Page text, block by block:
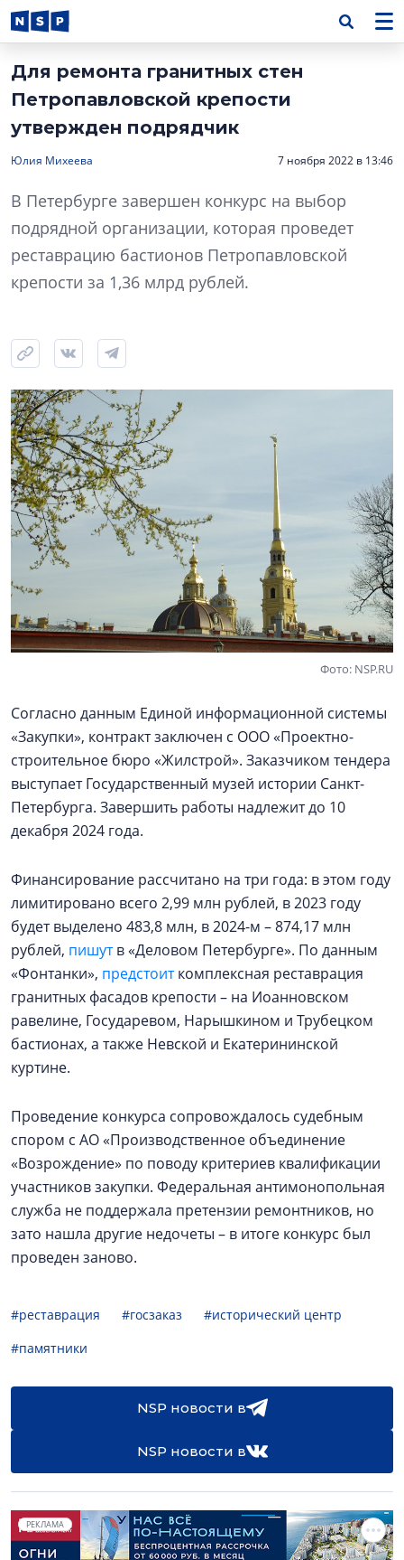
Для ремонта гранитных стен
Петропавловской крепости
утвержден подрядчик
Юлия Михеева 7 ноября 2022 в 13:46
В Петербурге завершен конкурс на выбор
подрядной организации, которая проведет
реставрацию бастионов Петропавловской
крепости за 1,36 млрд рублей.
Фото: NSP.RU
Согласно данным Единой информационной системы
«Закупки», контракт заключен с ООО «Проектно-
строительное бюро «Жилстрой». Заказчиком тендера
выступает Государственный музей истории Санкт-
Петербурга. Завершить работы надлежит до 10
декабря 2024 года.
Финансирование рассчитано на три года: в этом году
лимитировано всего 2,99 млн рублей, в 2023 году
будет выделено 483,8 млн, в 2024-м – 874,17 млн
рублей, пишутв «Деловом Петербурге». По данным
«Фонтанки», предстоиткомплексная реставрация
гранитных фасадов крепости – на Иоанновском
равелине, Государевом, Нарышкином и Трубецком
бастионах, а также Невской и Екатерининской
куртине.
Проведение конкурса сопровождалось судебным
спором с АО «Производственное объединение
«Возрождение» по поводу критериев квалификации
участников закупки. Федеральная антимонопольная
служба не поддержала претензии ремонтников, но
зато нашла другие недочеты – в итоге конкурс был
проведен заново.
#реставрация #госзаказ
#исторический центр
#памятники
NSP новости в
NSP новости в
РЕКЛАМА